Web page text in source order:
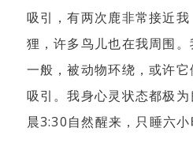
吸引，有两次鹿非常接近
狸，许多鸟儿也在我周围
一般，被动物环绕，或许
吸引。我身心灵状态都极
晨3:30自然醒来，只睡六小